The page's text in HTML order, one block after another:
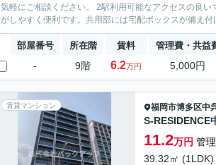
気軽にご相談ください。 2駅利用可能なアクセスの良
がしやすく便利です。共用部には宅配ボックスが備え
部屋番号 所在階 賃料 管理費・共益
- 9階 6.2万円 5,000円
賃貸マンション 福岡市博多区中
S-RESIDENCE
11.2万円 管
39.32㎡